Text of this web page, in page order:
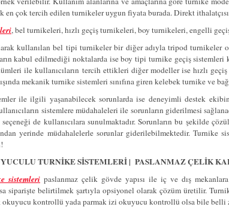
en çok tercih edilen turnikeler uygun fiyata burada. Direkt
, bel turnikeleri, hızlı geçiş turnikeleri, boy turnikeleri, engelli
kullanılan bel tipi turnikeler bir diğer adıyla tripod
kabul edilmediği noktalarda ise boy tipi turnike geçiş sistemleri
ile kullanıcıların tercih ettikleri diğer modeller ise hızlı
mekanik turnike sistemleri sınıfına giren kelebek turnike ve
ile ilgili yaşanabilecek sorunlarda ise deneyimli destek
sistemlere müdahaleleri ile sorunların giderilmesi
de kullanıcılara sunulmaktadır. Sorunların bu şekilde
yerinde müdahalelerle sorunlar giderilebilmektedir. Turnike
TURNİKE SİSTEMLERİ | PASLANMAZ ÇELİK
sistemleri paslanmaz çelik gövde yapısı ile iç ve dış
siparişte belirtilmek şartıyla opsiyonel olarak çözüm üretilir.
okuyucu kontrollü yada parmak izi okuyucu kontrollü olsa bile belli